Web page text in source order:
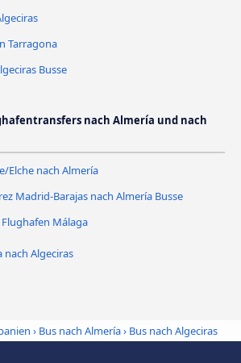
Tarragona
Busse
nach Almería und nach
Elche nach Almería
Madrid-Barajas nach Almería Busse
Málaga
nach Algeciras
› Bus nach Almería› Bus nach Algeciras